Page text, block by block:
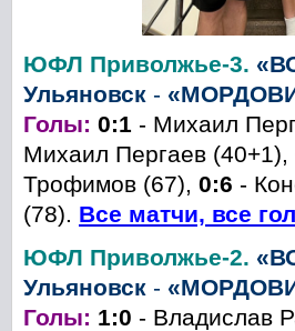
ЮФЛ Приволжье-3.
Ульяновск -
Голы: 0:1 - Михаил
Михаил Пергаев (40+1),
Трофимов (67), 0:6 -
(78). Все матчи, все
ЮФЛ Приволжье-2.
Ульяновск -
Голы: 1:0 - Владислав